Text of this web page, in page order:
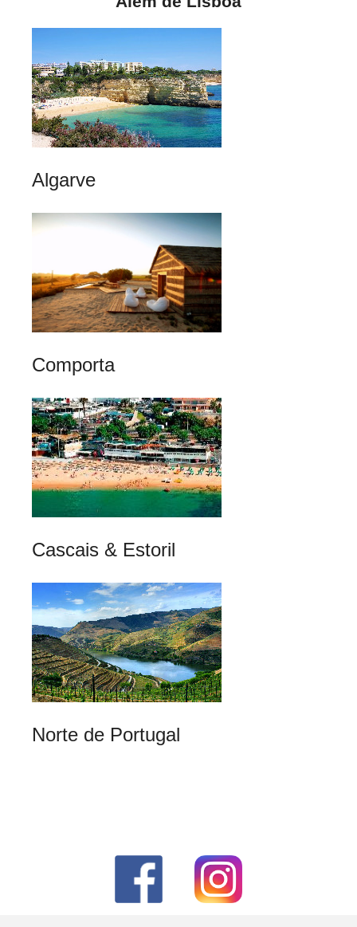
Algarve
Comporta
Cascais & Estoril
Norte de Portugal